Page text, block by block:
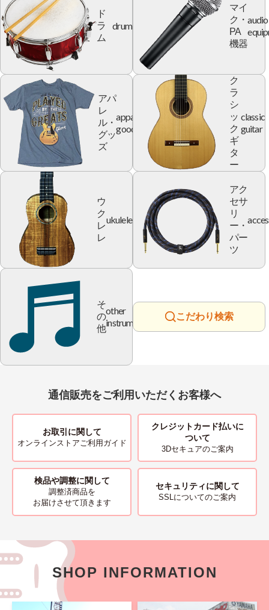
ド
ラ
ム
drum
マイ
ク・
PA
機器
audio
アパ
レ
ル・
グッ
ズ
apparel
goods
ク
ラ
シ
ッ
ク
ギ
タ
ー
classic
guitar
ウ
ク
レ
レ
ukulele
アク
セサ
リ
ー・
パー
ツ
そ
の
他
other
instrument
こだわり検索
通信販売をご利用いただくお客様へ
お取引に関して
オンラインストアご利用ガイド
クレジットカード払いに
ついて
3Dセキュアのご案内
検品や調整に関して
調整済商品を
お届けさせて頂きます
セキュリティに関して
SSLについてのご案内
SHOP INFORMATION